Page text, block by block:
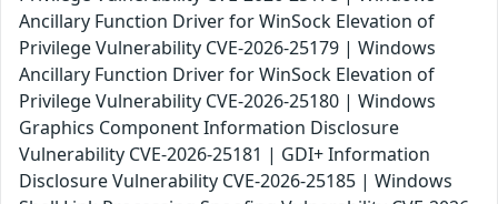
Ancillary Function Driver for WinSock Elevation of
Privilege Vulnerability CVE-2026-25179 | Windows
Ancillary Function Driver for WinSock Elevation of
Privilege Vulnerability CVE-2026-25180 | Windows
Graphics Component Information Disclosure
Vulnerability CVE-2026-25181 | GDI+ Information
Disclosure Vulnerability CVE-2026-25185 | Windows